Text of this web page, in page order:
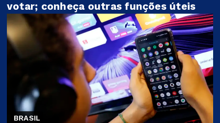
votar; conheça outras funções úteis
BRASIL